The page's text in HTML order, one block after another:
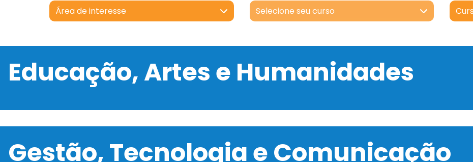
Área de interesse Selecione seu curso
Educação, Artes e Humanidades
Gestão, Tecnologia e Comunicação